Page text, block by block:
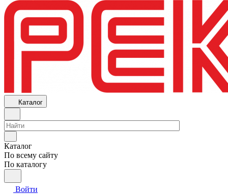
Каталог
Каталог
По всему сайту
По каталогу
Войти